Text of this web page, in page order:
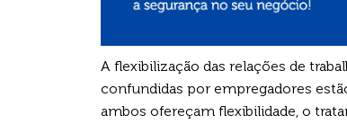
A flexibilização das relações de
confundidas por empregadores
ambos ofereçam flexibilidade, o